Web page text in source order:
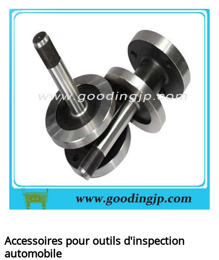
Accessoires pour outils d'inspection
automobile